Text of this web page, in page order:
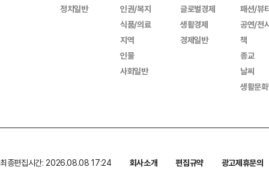
정치일반
인권/복지
식품/의료
지역
인물
사회일반
글로벌경제
생활경제
경제일반
패션/뷰
공연/전
책
종교
날씨
생활문
최종편집시간: 2026.08.08 17:24 회사소개 편집규약
광고제휴문의